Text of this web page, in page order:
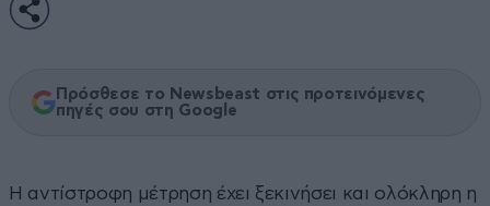
Πρόσθεσε το Newsbeast στις προτεινόμενες
πηγές σου στη Google
Η αντίστροφη μέτρηση έχει ξεκινήσει και ολόκληρη η